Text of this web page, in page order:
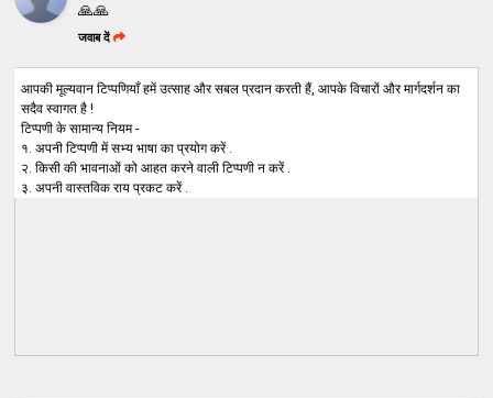
🙏🙏
जवाब दें
आपकी मूल्यवान टिप्पणियाँ हमें उत्साह और सबल प्रदान करती हैं, आपके विचारों और मार्गदर्शन का
सदैव स्वागत है !
टिप्पणी के सामान्य नियम -
१. अपनी टिप्पणी में सभ्य भाषा का प्रयोग करें .
२. किसी की भावनाओं को आहत करने वाली टिप्पणी न करें .
३. अपनी वास्तविक राय प्रकट करें .